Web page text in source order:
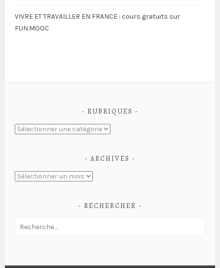
VIVRE ET TRAVAILLER EN FRANCE : cours gratuits sur
FUN.MOOC
RUBRIQUES
ARCHIVES
RECHERCHER